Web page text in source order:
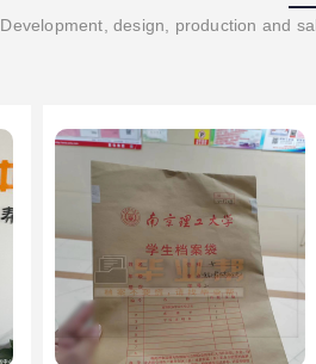
Development, design, production and